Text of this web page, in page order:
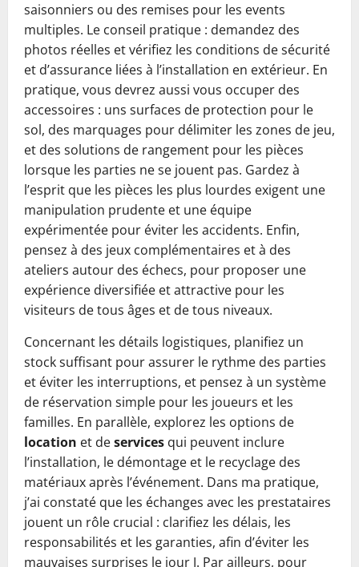
saisonniers ou des remises pour les events
multiples. Le conseil pratique : demandez des
photos réelles et vérifiez les conditions de sécurité
et d’assurance liées à l’installation en extérieur. En
pratique, vous devrez aussi vous occuper des
accessoires : uns surfaces de protection pour le
sol, des marquages pour délimiter les zones de jeu,
et des solutions de rangement pour les pièces
lorsque les parties ne se jouent pas. Gardez à
l’esprit que les pièces les plus lourdes exigent une
manipulation prudente et une équipe
expérimentée pour éviter les accidents. Enfin,
pensez à des jeux complémentaires et à des
ateliers autour des échecs, pour proposer une
expérience diversifiée et attractive pour les
visiteurs de tous âges et de tous niveaux.
Concernant les détails logistiques, planifiez un
stock suffisant pour assurer le rythme des parties
et éviter les interruptions, et pensez à un système
de réservation simple pour les joueurs et les
familles. En parallèle, explorez les options de
location et deservices qui peuvent inclure
l’installation, le démontage et le recyclage des
matériaux après l’événement. Dans ma pratique,
j’ai constaté que les échanges avec les prestataires
jouent un rôle crucial : clarifiez les délais, les
responsabilités et les garanties, afin d’éviter les
mauvaises surprises le jour J. Par ailleurs, pour